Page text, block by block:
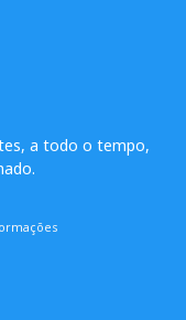
a todo o tempo,